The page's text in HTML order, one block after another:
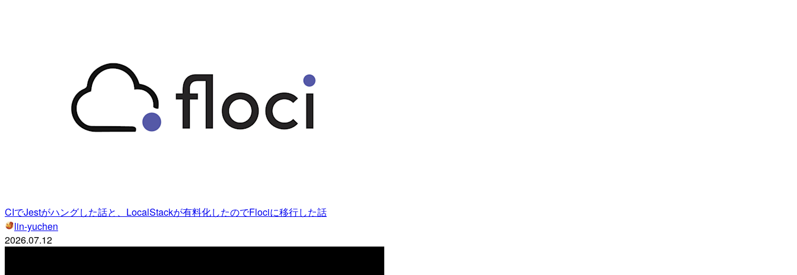
CIでJestがハングした話と、LocalStackが有料化したのでFlociに移行した話
lin-yuchen
2026.07.12